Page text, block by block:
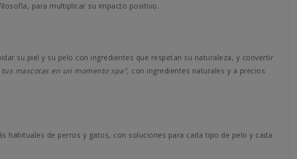
para multiplicar su impacto positivo.
su piel y su pelo con ingredientes que respetan su naturaleza, y convertir
mascotas en un momento spa", con ingredientes naturales y a precios
habituales de perros y gatos, con soluciones para cada tipo de pelo y cada